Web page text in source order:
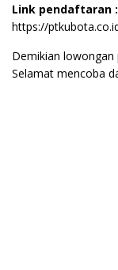
Link pendaftaran :
https://
Demikian lowongan
Selamat mencoba